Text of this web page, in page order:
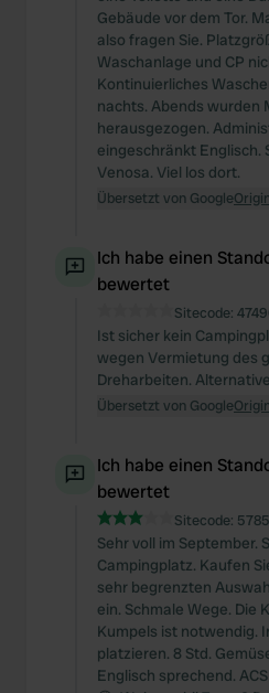
Gebäude vor dem Tor.
also fragen Sie.
Waschanlage und CP
Kontinuierliches
nachts. Abends wurden
herausgezogen.
eingeschränkt Englisch.
Venosa. Viel los dort.
Übersetzt von Google
Ich habe einen
bewertet
Sitecode:
Ist sicher kein
wegen Vermietung des
Dreharbeiten.
Übersetzt von Google
Ich habe einen
bewertet
Sitecode:
Sehr voll im September.
Campingplatz. Kaufen
sehr begrenzten
ein. Schmale Wege. Die
Kumpels ist notwendig.
platzieren. 8 Std.
Englisch sprechend.